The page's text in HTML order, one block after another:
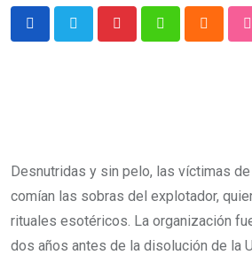
Desnutridas y sin pelo, las víctimas
comían las sobras del explotador,
rituales esotéricos. La organización
dos años antes de la disolución de la